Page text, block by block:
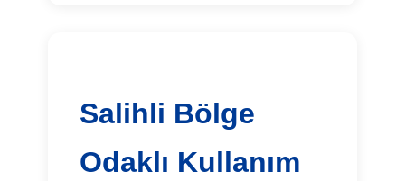
Salihli Bölge
Odaklı Kullanım